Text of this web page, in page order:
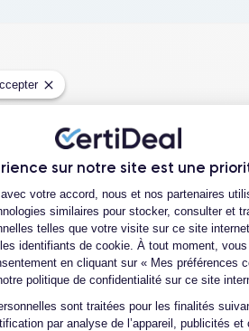
sur notre site est une
de Gestion du
votre accord, nous et nos partenaires
similaires pour stocker, consulter et
telles que votre visite sur ce site
identifiants de cookie. À tout moment, vous
en cliquant sur « Mes préférences
politique de confidentialité sur ce site
sont traitées pour les finalités
par analyse de l’appareil, publicités et
Axeptio consent
de téléphones
qui reprennent des
Chacun des produits